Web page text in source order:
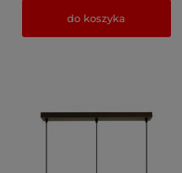
do koszyka